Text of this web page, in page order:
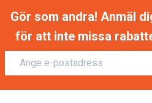
Gör som andra! Anmäl
för att inte missa